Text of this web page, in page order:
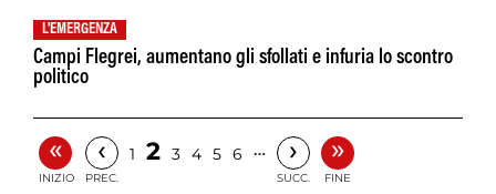
L'EMERGENZA
Campi Flegrei, aumentano gli sfollati e infuria lo scontro
politico
«
INIZIO
‹
PREC.
1 2 3 4 5 6 … ›
SUCC.
»
FINE